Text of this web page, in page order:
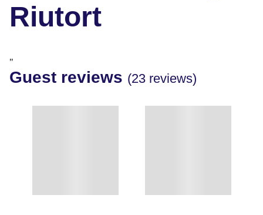
Riutort
"
Guest reviews (23 reviews)